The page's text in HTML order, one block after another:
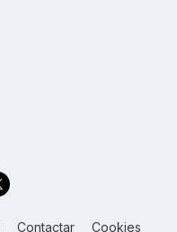
Contactar Cookies